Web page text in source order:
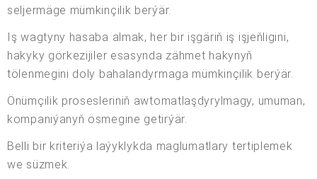
seljermäge mümkinçilik berýär.
Iş wagtyny hasaba almak, her bir işgäriň iş işjeňligini,
hakyky görkezijiler esasynda zähmet hakynyň
tölenmegini doly bahalandyrmaga mümkinçilik berýär.
Önümçilik prosesleriniň awtomatlaşdyrylmagy, umuman,
kompaniýanyň ösmegine getirýär.
Belli bir kriteriýa laýyklykda maglumatlary tertiplemek
we süzmek.